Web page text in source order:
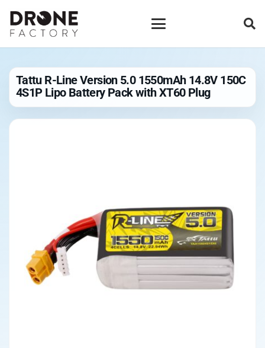
Tattu R-Line Version 5.0 1550mAh 14.8V 150C
4S1P Lipo Battery Pack with XT60 Plug